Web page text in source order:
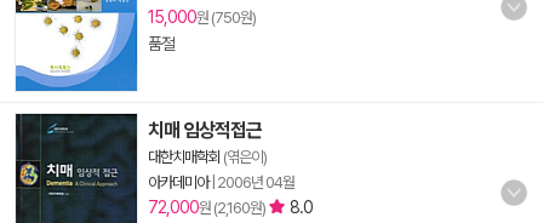
15,000원 (750원)
품절
치매 임상적접근
대한치매학회 (엮은이)
아카데미아| 2006년 04월
72,000원 (2,160원)
8.0